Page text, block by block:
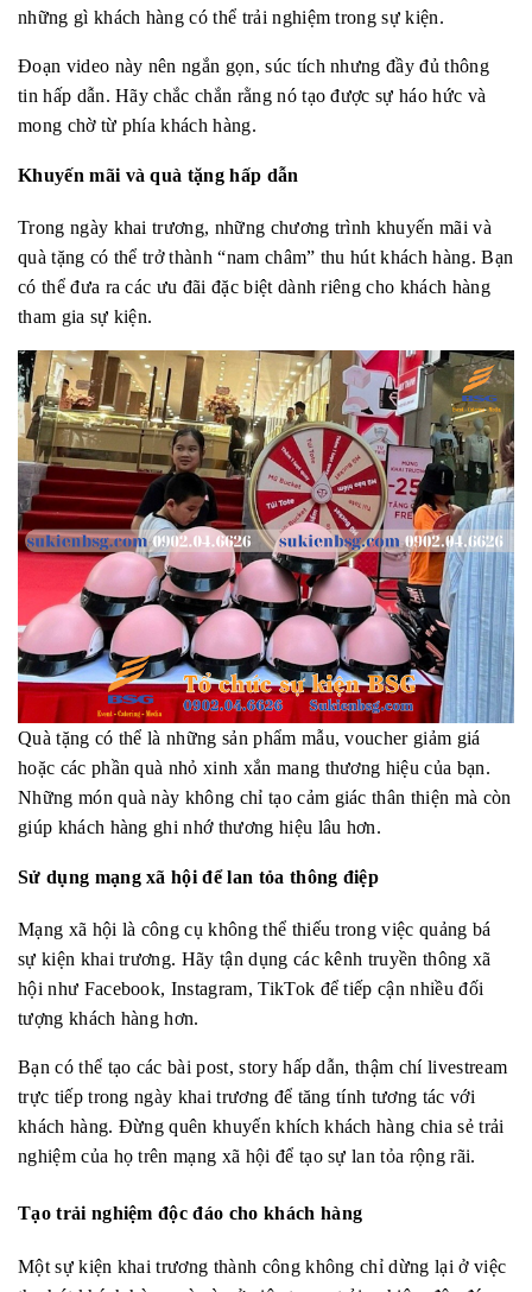
những gì khách hàng có thể trải nghiệm trong sự kiện.
Đoạn video này nên ngắn gọn, súc tích nhưng đầy đủ thông
tin hấp dẫn. Hãy chắc chắn rằng nó tạo được sự háo hức và
mong chờ từ phía khách hàng.
Khuyến mãi và quà tặng hấp dẫn
Trong ngày khai trương, những chương trình khuyến mãi và
quà tặng có thể trở thành “nam châm” thu hút khách hàng. Bạn
có thể đưa ra các ưu đãi đặc biệt dành riêng cho khách hàng
tham gia sự kiện.
Quà tặng có thể là những sản phẩm mẫu, voucher giảm giá
hoặc các phần quà nhỏ xinh xắn mang thương hiệu của bạn.
Những món quà này không chỉ tạo cảm giác thân thiện mà còn
giúp khách hàng ghi nhớ thương hiệu lâu hơn.
Sử dụng mạng xã hội để lan tỏa thông điệp
Mạng xã hội là công cụ không thể thiếu trong việc quảng bá
sự kiện khai trương. Hãy tận dụng các kênh truyền thông xã
hội như Facebook, Instagram, TikTok để tiếp cận nhiều đối
tượng khách hàng hơn.
Bạn có thể tạo các bài post, story hấp dẫn, thậm chí livestream
trực tiếp trong ngày khai trương để tăng tính tương tác với
khách hàng. Đừng quên khuyến khích khách hàng chia sẻ trải
nghiệm của họ trên mạng xã hội để tạo sự lan tỏa rộng rãi.
Tạo trải nghiệm độc đáo cho khách hàng
Một sự kiện khai trương thành công không chỉ dừng lại ở việc